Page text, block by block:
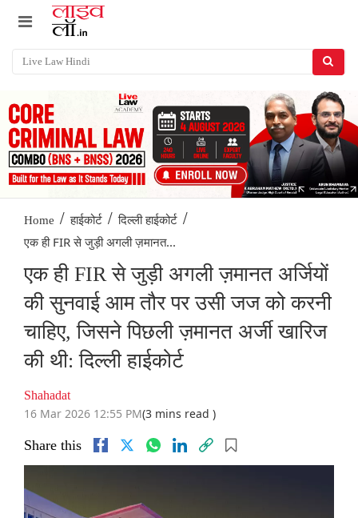
Home / हाईकोर्ट / दिल्ली हाईकोर्ट /
एक ही FIR से जुड़ी अगली ज़मानत...
एक ही FIR से जुड़ी अगली ज़मानत अर्जियों
की सुनवाई आम तौर पर उसी जज को करनी
चाहिए, जिसने पिछली ज़मानत अर्जी खारिज
की थी: दिल्ली हाईकोर्ट
Shahadat
16 Mar 2026 12:55 PM(3 mins read )
Share this